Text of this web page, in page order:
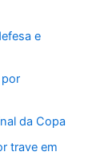
e
por
da Copa
trave em